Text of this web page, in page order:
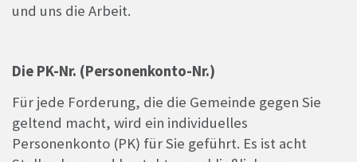
und uns die Arbeit.
Die PK-Nr. (Personenkonto-Nr.)
Für jede Forderung, die die Gemeinde gegen Sie
geltend macht, wird ein individuelles
Personenkonto (PK) für Sie geführt. Es ist acht